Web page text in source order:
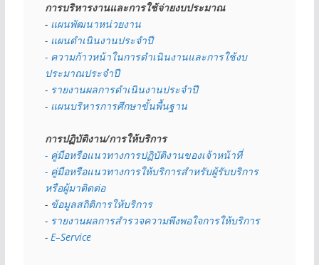
การบริหารงานและการใช้จ่ายงบประมาณ
- แผนพัฒนาหน่วยงาน
- แผนดำเนินงานประจำปี
- ความก้าวหน้าในการดำเนินงานและการใช้งบ
ประมาณประจำปี
- รายงานผลการดำเนินงานประจำปี
- แผนบริหารการศึกษาขั้นพื้นฐาน
การปฏิบัติงาน/การให้บริการ
- คู่มือหรือแนวทางการปฏิบัติงานของเจ้าหน้าที่
- คู่มือหรือแนวทางการให้บริการสำหรับผู้รับบริการ
หรือผู้มาติดต่อ
- ข้อมูลสถิติการให้บริการ
- รายงานผลการสำรวจความพึงพอใจการให้บริการ
- E–Service